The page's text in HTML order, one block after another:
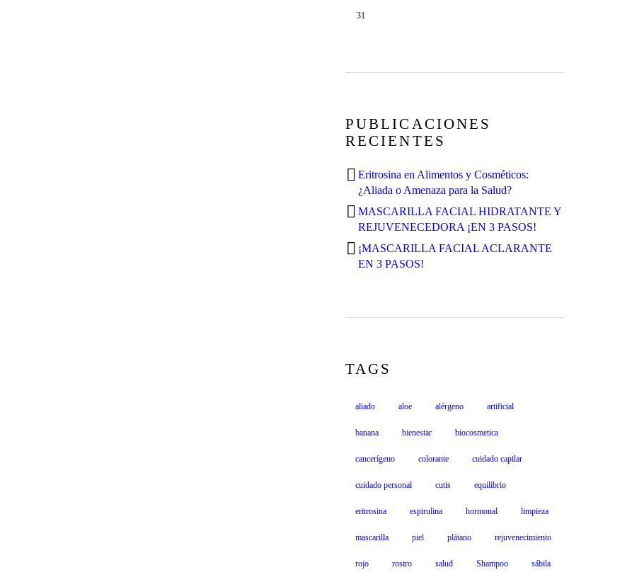
31
PUBLICACIONES
RECIENTES
Eritrosina en Alimentos y Cosméticos:
¿Aliada o Amenaza para la Salud?
MASCARILLA FACIAL HIDRATANTE Y
REJUVENECEDORA ¡EN 3 PASOS!
¡MASCARILLA FACIAL ACLARANTE
EN 3 PASOS!
TAGS
aliado aloe alérgeno artificial
banana bienestar biocosmetica
cancerígeno colorante cuidado capilar
cuidado personal cutis equilibrio
eritrosina espirulina hormonal limpieza
mascarilla piel plátano rejuvenecimiento
rojo rostro salud Shampoo sábila